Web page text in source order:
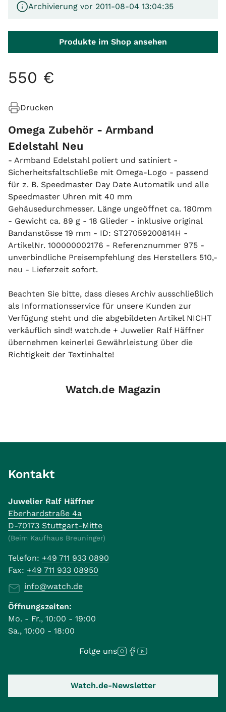
Archivierung vor 2011-08-04 13:04:35
Produkte im Shop ansehen
550 €
Drucken
Omega Zubehör - Armband
Edelstahl Neu
- Armband Edelstahl poliert und satiniert -
Sicherheitsfaltschließe mit Omega-Logo - passend
für z. B. Speedmaster Day Date Automatik und alle
Speedmaster Uhren mit 40 mm
Gehäusedurchmesser. Länge ungeöffnet ca. 180mm
- Gewicht ca. 89 g - 18 Glieder - inklusive original
Bandanstösse 19 mm - ID: ST27059200814H -
ArtikelNr. 100000002176 - Referenznummer 975 -
unverbindliche Preisempfehlung des Herstellers 510,-
neu - Lieferzeit sofort.
Beachten Sie bitte, dass dieses Archiv ausschließlich
als Informationsservice für unsere Kunden zur
Verfügung steht und die abgebildeten Artikel NICHT
verkäuflich sind! watch.de + Juwelier Ralf Häffner
übernehmen keinerlei Gewährleistung über die
Richtigkeit der Textinhalte!
Watch.de Magazin
Kontakt
Juwelier Ralf Häffner
Eberhardstraße 4a
D-70173 Stuttgart-Mitte
(Beim Kaufhaus Breuninger)
Telefon: +49 711 933 0890
Fax: +49 711 933 08950
info@watch.de
Öffnungszeiten:
Mo. - Fr., 10:00 - 19:00
Sa., 10:00 - 18:00
Folge uns
Watch.de-Newsletter